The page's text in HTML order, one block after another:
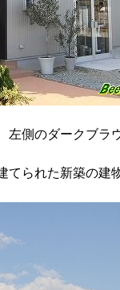
側のダークブラ
てられた新築の建